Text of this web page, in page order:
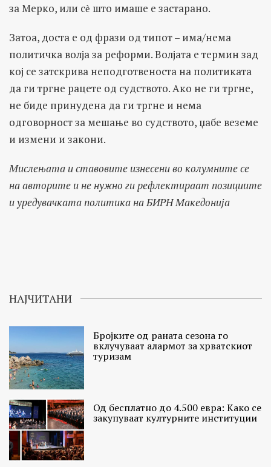
за Мерко, или сѐ што имаше е застарано.
Затоа, доста е од фрази од типот – има/нема
политичка волја за реформи. Волјата е термин зад
кој се затскрива неподготвеноста на политиката
да ги тргне рацете од судството. Ако не ги тргне,
не биде принудена да ги тргне и нема
одговорност за мешање во судството, џабе веземе
и измени и закони.
Мислењата и ставовите изнесени во колумните се
на авторите и не нужно ги рефлектираат позициите
и уредувачката политика на БИРН Македонија
НАЈЧИТАНИ
Бројките од раната сезона го
вклучуваат алармот за хрватскиот
туризам
Од бесплатно до 4.500 евра: Како се
закупуваат културните институции